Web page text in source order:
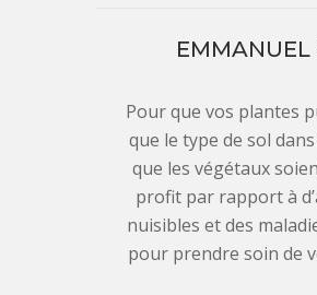
EMMANUEL
Pour que vos plantes
que le type de sol
que les végétaux
profit par rapport à
nuisibles et des
pour prendre soin de